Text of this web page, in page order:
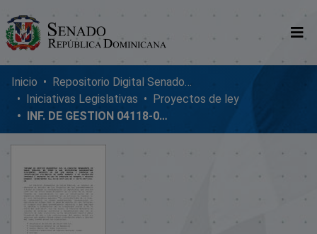
Comunidades
Glosario
Nosotros
Inicio
Repositorio Digital SenadoRD
Iniciativas Legislativas
Proyectos de ley
INF. DE GESTION 04118-04176 20-11-07